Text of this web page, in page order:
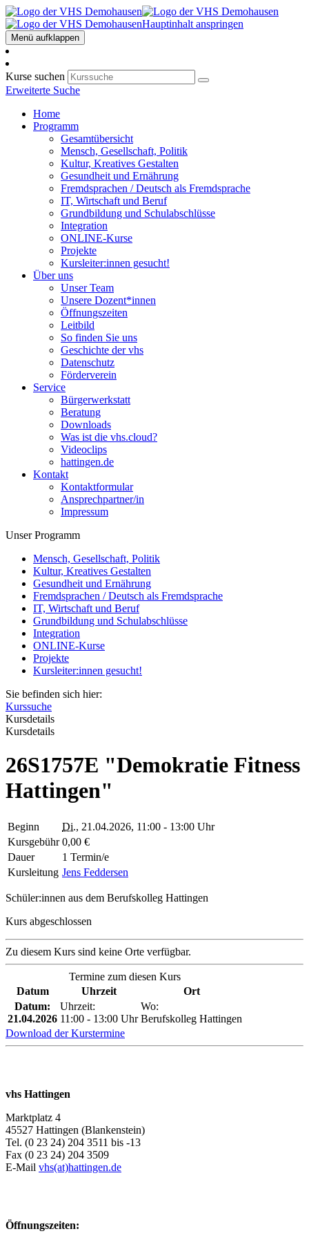
Hauptinhalt anspringen
Menü aufklappen
Kurse suchen
Erweiterte Suche
Home
Programm
Gesamtübersicht
Mensch, Gesellschaft, Politik
Kultur, Kreatives Gestalten
Gesundheit und Ernährung
Fremdsprachen / Deutsch als Fremdsprache
IT, Wirtschaft und Beruf
Grundbildung und Schulabschlüsse
Integration
ONLINE-Kurse
Projekte
Kursleiter:innen gesucht!
Über uns
Unser Team
Unsere Dozent*innen
Öffnungszeiten
Leitbild
So finden Sie uns
Geschichte der vhs
Datenschutz
Förderverein
Service
Bürgerwerkstatt
Beratung
Downloads
Was ist die vhs.cloud?
Videoclips
hattingen.de
Kontakt
Kontaktformular
Ansprechpartner/in
Impressum
Unser Programm
Mensch, Gesellschaft, Politik
Kultur, Kreatives Gestalten
Gesundheit und Ernährung
Fremdsprachen / Deutsch als Fremdsprache
IT, Wirtschaft und Beruf
Grundbildung und Schulabschlüsse
Integration
ONLINE-Kurse
Projekte
Kursleiter:innen gesucht!
Sie befinden sich hier:
Kurssuche
Kursdetails
Kursdetails
26S1757E "Demokratie Fitness
Hattingen"
Beginn Di., 21.04.2026, 11:00 - 13:00 Uhr
Kursgebühr 0,00 €
Dauer
1 Termin/e
Kursleitung Jens Feddersen
Schüler:innen aus dem Berufskolleg Hattingen
Kurs abgeschlossen
Zu diesem Kurs sind keine Orte verfügbar.
Termine zum diesen Kurs
Datum
Uhrzeit
Ort
Datum:
21.04.2026
Uhrzeit:
11:00 - 13:00 Uhr
Wo:
Berufskolleg Hattingen
Download der Kurstermine
vhs Hattingen
Marktplatz 4
45527 Hattingen (Blankenstein)
Tel. (0 23 24) 204 3511 bis -13
Fax (0 23 24) 204 3509
E-Mail vhs(at)hattingen.de
Öffnungszeiten: